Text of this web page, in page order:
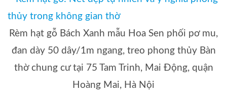
Rèm hạt gỗ Bách Xanh mẫu Hoa Sen phối pơ mu,
đan dày 50 dây/1m ngang, treo phong thủy Bàn
thờ chung cư tại 75 Tam Trinh, Mai Động, quận
Hoàng Mai, Hà Nội